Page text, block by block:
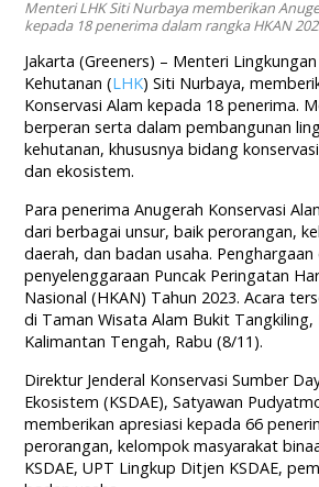
Menteri LHK Siti Nurbaya memberikan
kepada 18 penerima dalam rangka HKAN
Jakarta (Greeners) – Menteri
Kehutanan (LHK) Siti Nurbaya,
Konservasi Alam kepada 18 penerima.
berperan serta dalam pembangunan
kehutanan, khususnya bidang
dan ekosistem.
Para penerima Anugerah Konservasi
dari berbagai unsur, baik perorangan,
daerah, dan badan usaha.
penyelenggaraan Puncak Peringatan
Nasional (HKAN) Tahun 2023. Acara
di Taman Wisata Alam Bukit Tangkiling,
Kalimantan Tengah, Rabu (8/11).
Direktur Jenderal Konservasi Sumber
Ekosistem (KSDAE), Satyawan
memberikan apresiasi kepada 66
perorangan, kelompok masyarakat
KSDAE, UPT Lingkup Ditjen KSDAE,